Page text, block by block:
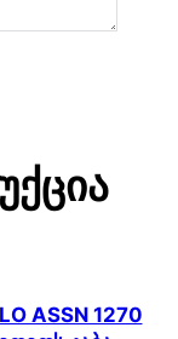
ASSN 1270